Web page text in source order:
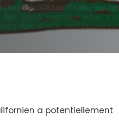
a potentiellement